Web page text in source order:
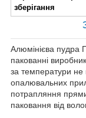
зберігання
Алюмінієва пудра
пакованні
за температури не
опалювальних
потрапляння
паковання від